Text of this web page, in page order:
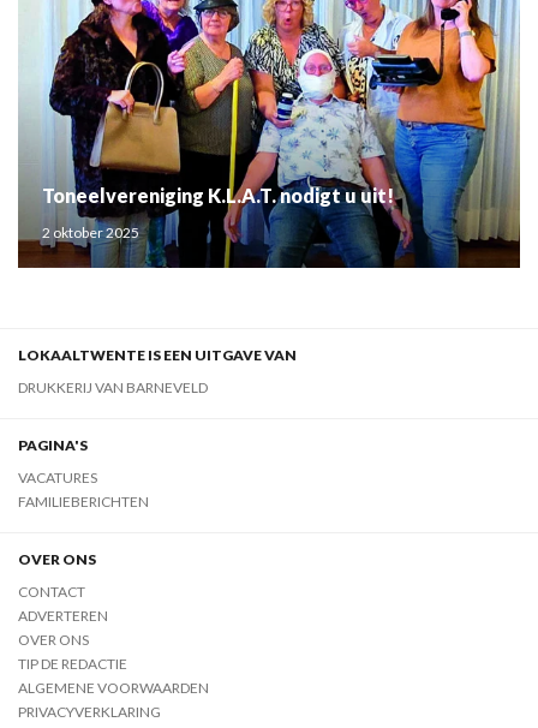
Toneelvereniging K.L.A.T. nodigt u uit!
2 oktober 2025
LOKAALTWENTE IS EEN UITGAVE VAN
DRUKKERIJ VAN BARNEVELD
PAGINA'S
VACATURES
FAMILIEBERICHTEN
OVER ONS
CONTACT
ADVERTEREN
OVER ONS
TIP DE REDACTIE
ALGEMENE VOORWAARDEN
PRIVACYVERKLARING